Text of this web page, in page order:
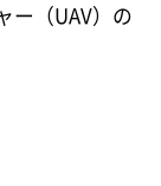
ー（UAV）の